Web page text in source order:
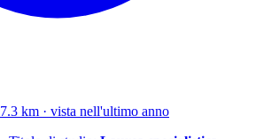
km · vista nell'ultimo anno